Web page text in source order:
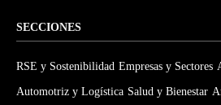
SECCIONES
RSE y Sostenibilidad Empresas y Sectores
Automotriz y Logística Salud y Bienestar